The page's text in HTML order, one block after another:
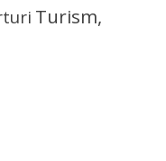
Turism,